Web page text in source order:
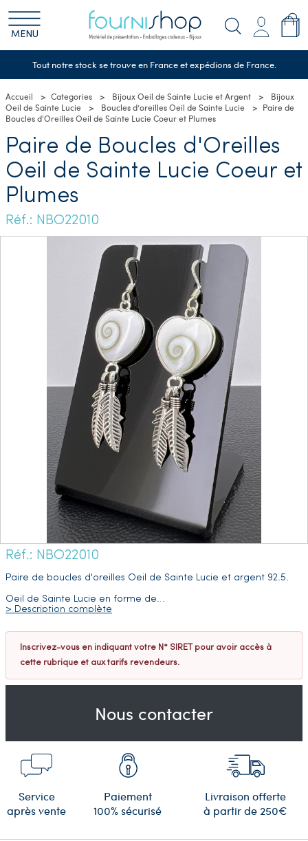
MENU
Tout notre stock se trouve en France et expédions de France.
Accueil Categories Bijoux Oeil de Sainte Lucie et Argent
Bijoux
Oeil de Sainte Lucie
Boucles d’oreilles Oeil de Sainte Lucie
Paire de
Boucles d'Oreilles Oeil de Sainte Lucie Coeur et Plumes
Paire de Boucles d'Oreilles
Oeil de Sainte Lucie Coeur et
Plumes
Réf.: NBO22010
Réf.: NBO22010
Paire de boucles d'oreilles Oeil de Sainte Lucie et argent 92.5.
Oeil de Sainte Lucie en forme de…
> Description complète
Inscrivez-vous en indiquant votre N° SIRET pour avoir accès à
cette rubrique et aux tarifs revendeurs.
Nous contacter
Service
après vente
Paiement
100% sécurisé
Livraison offerte
à partir de 250€